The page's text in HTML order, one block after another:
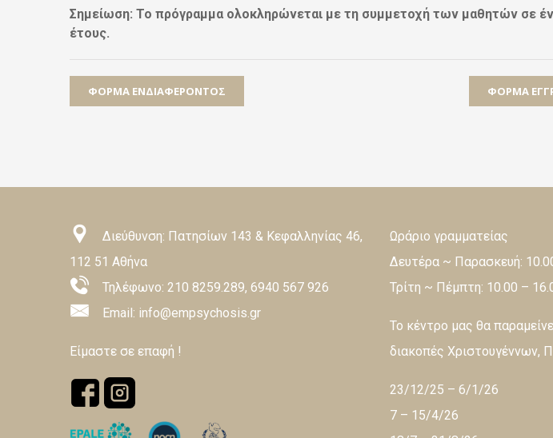
Σημείωση: Το πρόγραμμα ολοκληρώνεται με τη συμμετοχή των μαθητών σε
έτους.
ΦΌΡΜΑ ΕΝΔΙΑΦΈΡΟΝΤΟΣ ΦΌΡΜΑ
Διεύθυνση: Πατησίων 143 & Κεφαλληνίας 46,
112 51 Αθήνα
Τηλέφωνο: 210 8259.289, 6940 567 926
Email: info@empsychosis.gr
Είμαστε σε επαφή !
Ωράριο γραμματείας
Δευτέρα ~ Παρασκευή:
Τρίτη ~ Πέμπτη: 10.00 –
Το κέντρο μας θα
διακοπές Χριστουγέννων,
23/12/25 – 6/1/26
7 – 15/4/26